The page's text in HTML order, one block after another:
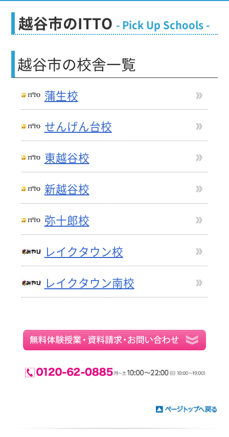
越谷市のITTO - Pick Up Schools -
越谷市の校舎一覧
蒲生校
せんげん台校
東越谷校
新越谷校
弥十郎校
レイクタウン校
レイクタウン南校